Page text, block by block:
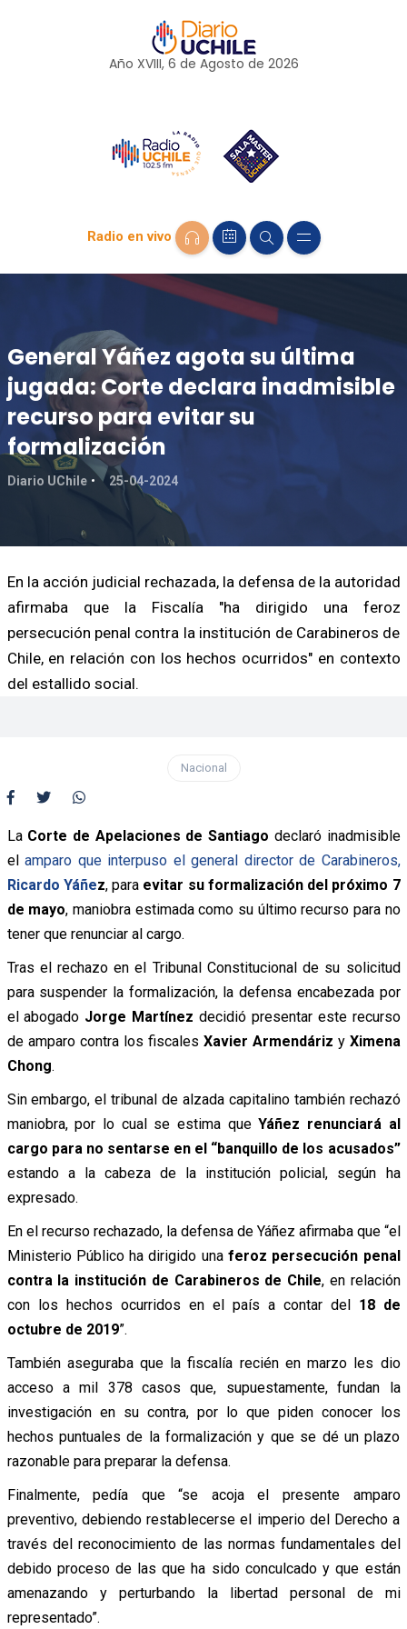
Año XVIII, 6 de Agosto de 2026
Radio en vivo
General Yáñez agota su última
jugada: Corte declara inadmisible
recurso para evitar su
formalización
Diario UChile 25-04-2024
En la acción judicial rechazada, la defensa de la autoridad
afirmaba que la Fiscalía "ha dirigido una feroz
persecución penal contra la institución de Carabineros de
Chile, en relación con los hechos ocurridos" en contexto
del estallido social.
Nacional
La Corte de Apelaciones de Santiago declaró inadmisible
el amparo que interpuso el general director de Carabineros,
Ricardo Yáñez, para evitar su formalización del próximo 7
de mayo, maniobra estimada como su último recurso para no
tener que renunciar al cargo.
Tras el rechazo en el Tribunal Constitucional de su solicitud
para suspender la formalización, la defensa encabezada por
el abogado Jorge Martínez decidió presentar este recurso
de amparo contra los fiscales Xavier Armendáriz yXimena
Chong.
Sin embargo, el tribunal de alzada capitalino también rechazó
maniobra, por lo cual se estima queYáñez renunciará al
cargo para no sentarse en el “banquillo de los acusados”
estando a la cabeza de la institución policial, según ha
expresado.
En el recurso rechazado, la defensa de Yáñez afirmaba que “el
Ministerio Público ha dirigido unaferoz persecución penal
contra la institución de Carabineros de Chile, en relación
con los hechos ocurridos en el país a contar del 18 de
octubre de 2019”.
También aseguraba que la fiscalía recién en marzo les dio
acceso a mil 378 casos que, supuestamente, fundan la
investigación en su contra, por lo que piden conocer los
hechos puntuales de la formalización y que se dé un plazo
razonable para preparar la defensa.
Finalmente, pedía que “se acoja el presente amparo
preventivo, debiendo restablecerse el imperio del Derecho a
través del reconocimiento de las normas fundamentales del
debido proceso de las que ha sido conculcado y que están
amenazando y perturbando la libertad personal de mi
representado”.